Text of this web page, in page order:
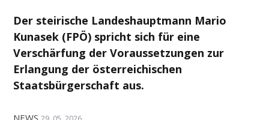
Der steirische Landeshauptmann Mario
Kunasek (FPÖ) spricht sich für eine
Verschärfung der Voraussetzungen zur
Erlangung der österreichischen
Staatsbürgerschaft aus.
NEWS